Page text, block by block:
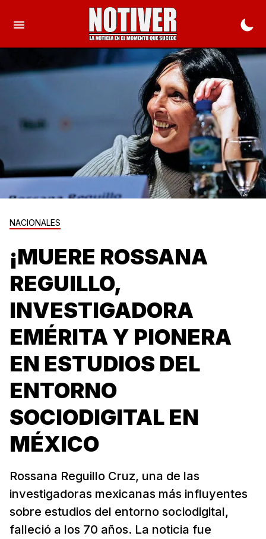
NACIONALES
¡MUERE ROSSANA
REGUILLO,
INVESTIGADORA
EMÉRITA Y PIONERA
EN ESTUDIOS DEL
ENTORNO
SOCIODIGITAL EN
MÉXICO
Rossana Reguillo Cruz, una de las
investigadoras mexicanas más influyentes
sobre estudios del entorno sociodigital,
falleció a los 70 años. La noticia fue